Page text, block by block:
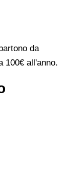
da
100€ all'anno.